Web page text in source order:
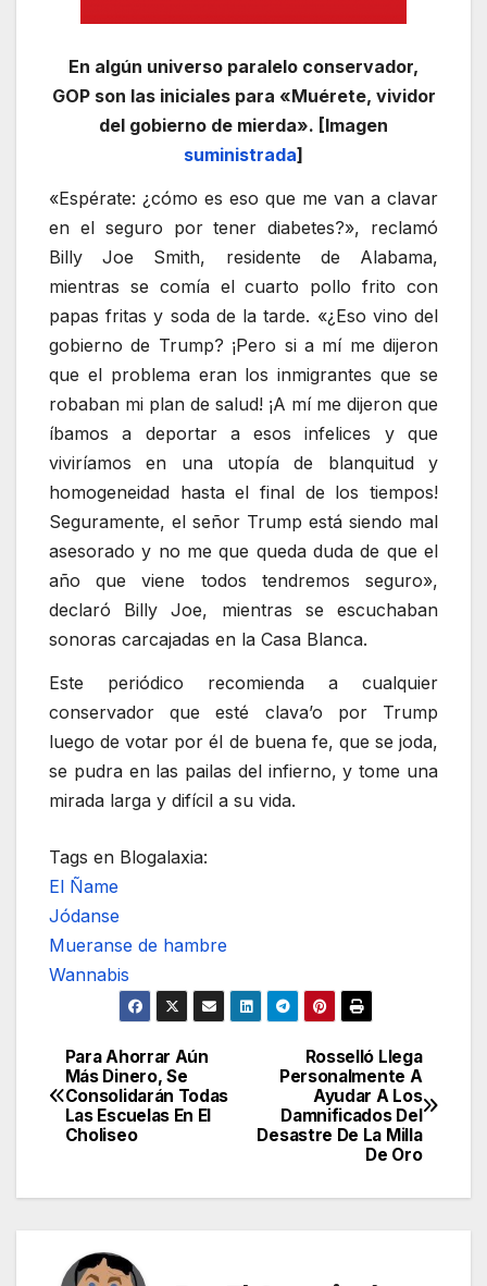
En algún universo paralelo conservador,
GOP son las iniciales para «Muérete, vividor
del gobierno de mierda». [Imagen
suministrada]
«Espérate: ¿cómo es eso que me van a clavar
en el seguro por tener diabetes?», reclamó
Billy Joe Smith, residente de Alabama,
mientras se comía el cuarto pollo frito con
papas fritas y soda de la tarde. «¿Eso vino del
gobierno de Trump? ¡Pero si a mí me dijeron
que el problema eran los inmigrantes que se
robaban mi plan de salud! ¡A mí me dijeron que
íbamos a deportar a esos infelices y que
viviríamos en una utopía de blanquitud y
homogeneidad hasta el final de los tiempos!
Seguramente, el señor Trump está siendo mal
asesorado y no me que queda duda de que el
año que viene todos tendremos seguro»,
declaró Billy Joe, mientras se escuchaban
sonoras carcajadas en la Casa Blanca.
Este periódico recomienda a cualquier
conservador que esté clava’o por Trump
luego de votar por él de buena fe, que se joda,
se pudra en las pailas del infierno, y tome una
mirada larga y difícil a su vida.
Tags en Blogalaxia:
El Ñame
Jódanse
Mueranse de hambre
Wannabis
Navegación
de
Rosselló Llega
Personalmente A
Ayudar A Los
Damnificados Del
Desastre De La Milla
De Oro
Para Ahorrar Aún
Más Dinero, Se
Consolidarán Todas
Las Escuelas En El
Choliseo